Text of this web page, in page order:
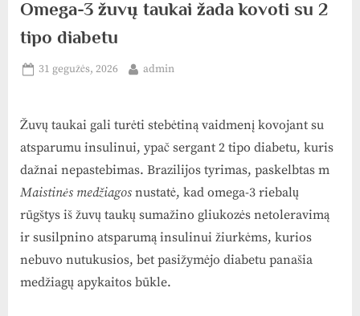
Omega-3 žuvų taukai žada kovoti su 2
tipo diabetu
Posted
31 gegužės, 2026 By
admin
Žuvų taukai gali turėti stebėtiną vaidmenį kovojant su
atsparumu insulinui, ypač sergant 2 tipo diabetu, kuris
dažnai nepastebimas. Brazilijos tyrimas, paskelbtas m
Maistinės medžiagos nustatė, kad omega-3 riebalų
rūgštys iš žuvų taukų sumažino gliukozės netoleravimą
ir susilpnino atsparumą insulinui žiurkėms, kurios
nebuvo nutukusios, bet pasižymėjo diabetu panašia
medžiagų apykaitos būkle.